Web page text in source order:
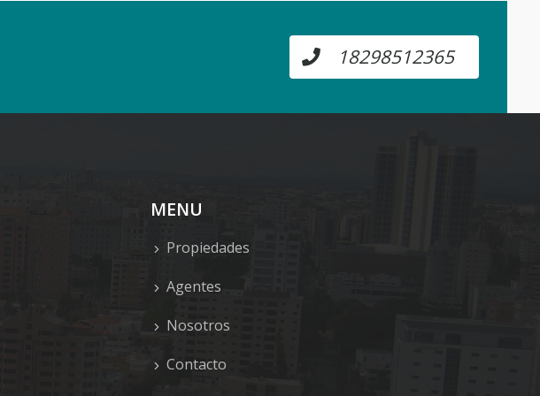
18298512365
MENU
Propiedades
Agentes
Nosotros
Contacto